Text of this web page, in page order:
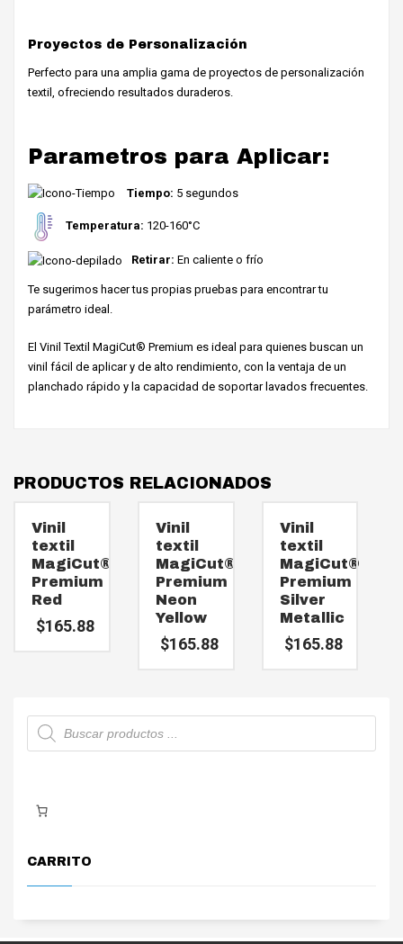
Proyectos de Personalización
Perfecto para una amplia gama de proyectos de personalización
textil, ofreciendo resultados duraderos.
Parametros para Aplicar:
Tiempo: 5 segundos
Temperatura: 120-160°C
Retirar: En caliente o frío
Te sugerimos hacer tus propias pruebas para encontrar tu
parámetro ideal.
El Vinil Textil MagiCut® Premium es ideal para quienes buscan un
vinil fácil de aplicar y de alto rendimiento, con la ventaja de un
planchado rápido y la capacidad de soportar lavados frecuentes.
PRODUCTOS RELACIONADOS
Vinil
textil
MagiCut®
Premium
Red
$165.88
Vinil
textil
MagiCut®
Premium
Neon
Yellow
$165.88
Vinil
textil
MagiCut®
Premium
Silver
Metallic
$165.88
Búsqueda
de
productos
CARRITO